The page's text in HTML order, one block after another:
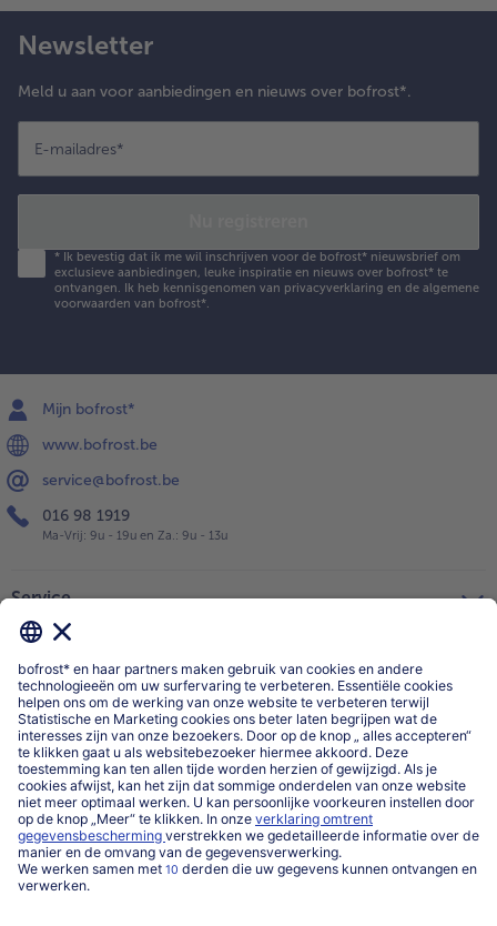
Newsletter
Meld u aan voor aanbiedingen en nieuws over bofrost*.
E-mailadres*
* Ik bevestig dat ik me wil inschrijven voor de bofrost* nieuwsbrief om
exclusieve aanbiedingen, leuke inspiratie en nieuws over bofrost* te
ontvangen. Ik heb kennisgenomen van privacyverklaring en de algemene
voorwaarden van bofrost*.
Mijn bofrost*
www.bofrost.be
service@bofrost.be
016 98 1919
Ma-Vrij: 9u - 19u en Za.: 9u - 13u
Service
Categorieën